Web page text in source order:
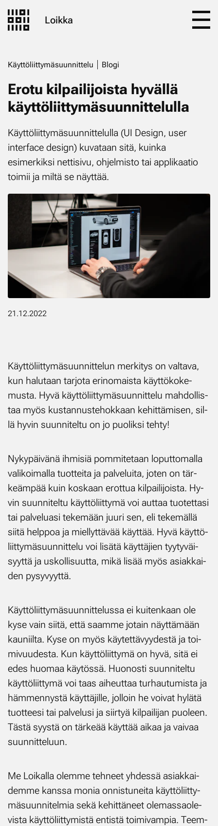
Loikka
Käyttöliittymäsuunnittelu Blogi
Erotu kilpailijoista hyvällä
käyttöliittymäsuunnittelulla
Käyttöliittymäsuunnittelulla (UI Design, user
interface design) kuvataan sitä, kuinka
esimerkiksi nettisivu, ohjelmisto tai applikaatio
toimii ja miltä se näyttää.
21.12.2022
Käyt­tö­liit­ty­mä­suun­nit­te­lun mer­ki­tys on val­ta­va,
kun ha­lu­taan tar­jo­ta erin­omais­ta käyt­tö­ko­ke­
mus­ta. Hy­vä käyt­tö­liit­ty­mä­suun­nit­te­lu mah­dol­lis­
taa myös kus­tan­nus­te­hok­kaan ke­hit­tä­mi­sen, sil­
lä hy­vin suun­ni­tel­tu on jo puo­lik­si teh­ty!
Ny­ky­päi­vä­nä ih­mi­siä pom­mi­te­taan lo­put­to­mal­la
va­li­koi­mal­la tuot­tei­ta ja pal­ve­lui­ta, jo­ten on tär­
keäm­pää kuin kos­kaan erot­tua kil­pai­li­jois­ta. Hy­
vin suun­ni­tel­tu käyt­tö­liit­ty­mä voi aut­taa tuo­tet­ta­si
tai pal­ve­lua­si te­ke­mään juu­ri sen, eli te­ke­mäl­lä
sii­tä help­poa ja miel­lyt­tä­vää käyt­tää. Hy­vä käyt­tö­
liit­ty­mä­suun­nit­te­lu voi li­sä­tä käyt­tä­jien tyy­ty­väi­
syyt­tä ja us­kol­li­suut­ta, mi­kä li­sää myös asiak­kai­
den py­sy­vyyt­tä.
Käyt­tö­liit­ty­mä­suun­nit­te­lus­sa ei kui­ten­kaan ole
ky­se vain sii­tä, et­tä saam­me jo­tain näyt­tä­mään
kau­niil­ta. Ky­se on myös käy­tet­tä­vyy­des­tä ja toi­
mi­vuu­des­ta. Kun käyt­tö­liit­ty­mä on hy­vä, si­tä ei
edes huo­maa käy­tös­sä. Huo­nos­ti suun­ni­tel­tu
käyt­tö­liit­ty­mä voi taas ai­heut­taa tur­hau­tu­mis­ta ja
häm­men­nys­tä käyt­tä­jil­le, jol­loin he voi­vat hy­lä­tä
tuot­tee­si tai pal­ve­lusi ja siir­tyä kil­pai­li­jan puo­leen.
Täs­tä syys­tä on tär­ke­ää käyt­tää ai­kaa ja vai­vaa
suun­nit­te­luun.
Me Loi­kal­la olem­me teh­neet yh­des­sä asiak­kai­
dem­me kans­sa mo­nia on­nis­tu­nei­ta käyt­tö­liit­ty­
mä­suun­ni­tel­mia se­kä ke­hit­tä­neet ole­mas­sao­le­
vis­ta käyt­tö­liit­ty­mis­tä en­tis­tä toi­mi­vam­pia. Teem­